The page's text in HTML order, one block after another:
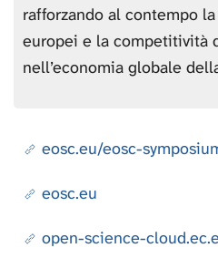
rafforzando al contempo
europei e la competitività
nell’economia globale
eosc.eu/eosc-
eosc.eu
open-science-